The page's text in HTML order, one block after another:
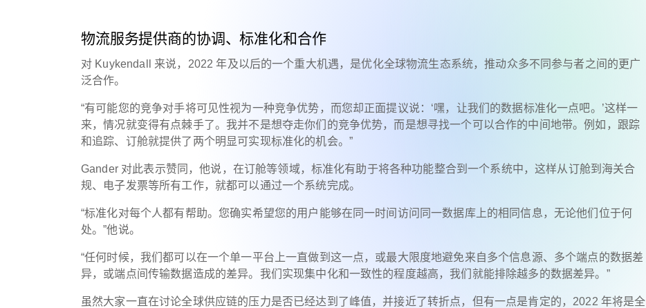
物流服务提供商的协调、标准化和合作
对 Kuykendall 来说，2022 年及以后的一个重大机遇，是优化全球物流生态系统，推动众多不同参与者之间的更广
泛合作。
“有可能您的竞争对手将可见性视为一种竞争优势，而您却正面提议说：‘嘿，让我们的数据标准化一点吧。’这样一
来，情况就变得有点棘手了。我并不是想夺走你们的竞争优势，而是想寻找一个可以合作的中间地带。例如，跟踪
和追踪、订舱就提供了两个明显可实现标准化的机会。”
Gander 对此表示赞同，他说，在订舱等领域，标准化有助于将各种功能整合到一个系统中，这样从订舱到海关合
规、电子发票等所有工作，就都可以通过一个系统完成。
“标准化对每个人都有帮助。您确实希望您的用户能够在同一时间访问同一数据库上的相同信息，无论他们位于何
处。”他说。
“任何时候，我们都可以在一个单一平台上一直做到这一点，或最大限度地避免来自多个信息源、多个端点的数据差
异，或端点间传输数据造成的差异。我们实现集中化和一致性的程度越高，我们就能排除越多的数据差异。”
虽然大家一直在讨论全球供应链的压力是否已经达到了峰值，并接近了转折点，但有一点是肯定的，2022 年将是全